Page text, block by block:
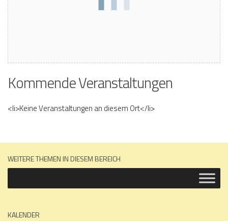
Kommende Veranstaltungen
<li>Keine Veranstaltungen an diesem Ort</li>
WEITERE THEMEN IN DIESEM BEREICH
KALENDER